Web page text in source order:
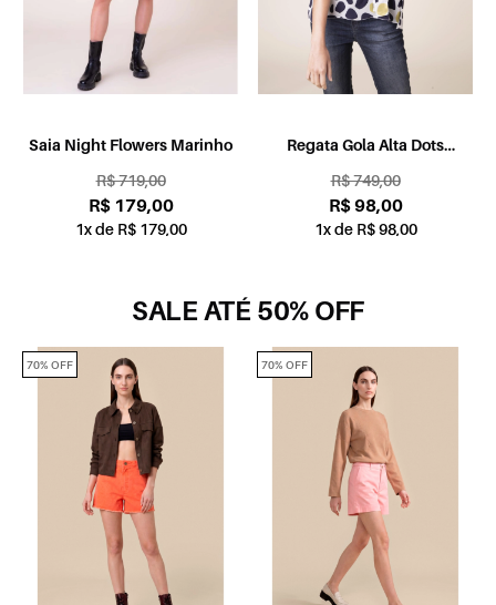
Saia Night Flowers Marinho
R$ 719,00
R$ 179,00
1x de R$ 179,00
Regata Gola Alta Dots
R$ 749,00
R$ 98,00
1x de R$ 98,00
SALE ATÉ 50% OFF
70% OFF 70% OFF